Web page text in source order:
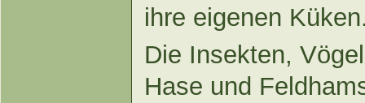
ihre eigenen
Die Insekten,
Hase und